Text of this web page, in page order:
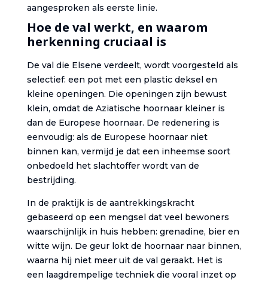
aangesproken als eerste linie.
Hoe de val werkt, en waarom
herkenning cruciaal is
De val die Elsene verdeelt, wordt voorgesteld als
selectief: een pot met een plastic deksel en
kleine openingen. Die openingen zijn bewust
klein, omdat de Aziatische hoornaar kleiner is
dan de Europese hoornaar. De redenering is
eenvoudig: als de Europese hoornaar niet
binnen kan, vermijd je dat een inheemse soort
onbedoeld het slachtoffer wordt van de
bestrijding.
In de praktijk is de aantrekkingskracht
gebaseerd op een mengsel dat veel bewoners
waarschijnlijk in huis hebben: grenadine, bier en
witte wijn. De geur lokt de hoornaar naar binnen,
waarna hij niet meer uit de val geraakt. Het is
een laagdrempelige techniek die vooral inzet op